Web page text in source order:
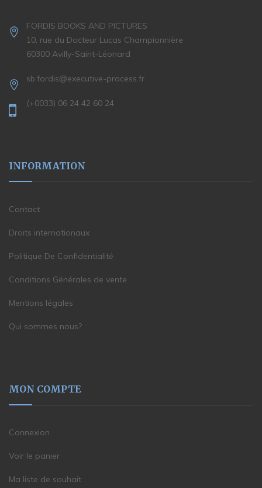
FORDIS BOOKS AND PICTURES
10, rue du Docteur Lucas Championnière
60300 Avilly-Saint-Léonard
sb.fordis@executive-process.fr
(+0033) 06 24 42 60 24
INFORMATION
Contact
Droits internationaux
Politique De Confidentialité
Conditions Générales de vente
Mentions légales
Qui sommes nous?
MON COMPTE
Connexion
Voir le panier
Ma liste de souhait